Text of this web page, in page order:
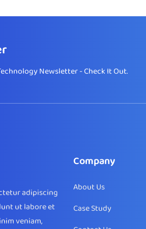
Newsletter - Check It Out.
adipiscing
ut labore et
veniam,
Company
About Us
Case Study